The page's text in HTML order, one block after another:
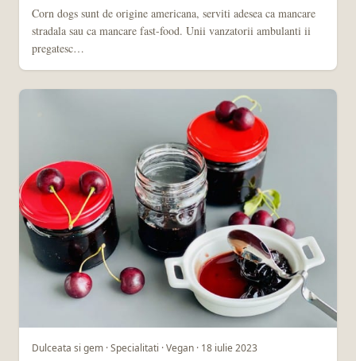
Corn dogs sunt de origine americana, serviti adesea ca mancare
stradala sau ca mancare fast-food. Unii vanzatorii ambulanti ii
pregatesc…
Dulceata si gem · Specialitati · Vegan · 18 iulie 2023